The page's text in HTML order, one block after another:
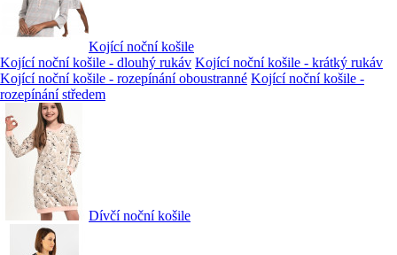
Kojící noční košile
Kojící noční košile - dlouhý rukáv Kojící noční košile - krátký rukáv
Kojící noční košile - rozepínání oboustranné Kojící noční košile -
rozepínání středem
Dívčí noční košile